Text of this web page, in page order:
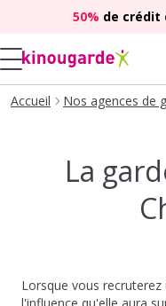
50% de crédit
Accueil Nos agences de
La
Lorsque vous recruterez